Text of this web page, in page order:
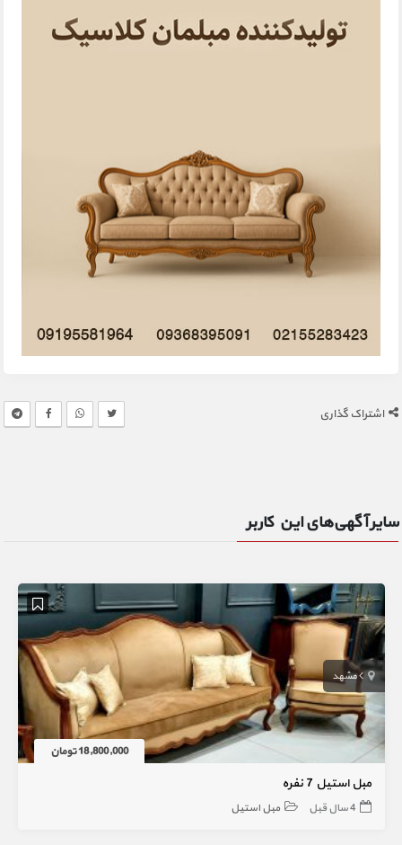
اشتراک گذاری
سایر آگهی‌های این کاربر
مشهد
18,800,000 تومان
مبل استیل 7 نفره
4 سال قبل مبل استیل